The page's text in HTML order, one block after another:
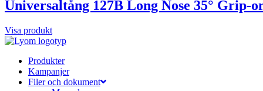
Universaltång 127B Long Nose 35° Grip-
Visa produkt
Produkter
Kampanjer
Filer och dokument